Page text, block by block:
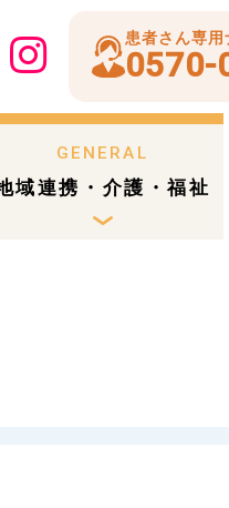
患者さん専
0570-
GENERAL
域連携・介護・福祉